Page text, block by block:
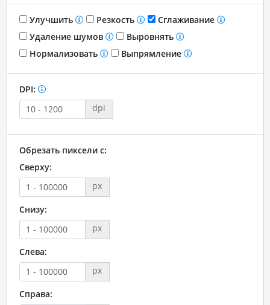
Улучшить Резкость
Сглаживание
Удаление шумов
Выровнять
Нормализовать
Выпрямление
DPI:
dpi
Обрезать пиксели с:
Сверху:
px
Снизу:
px
Слева:
px
Справа: